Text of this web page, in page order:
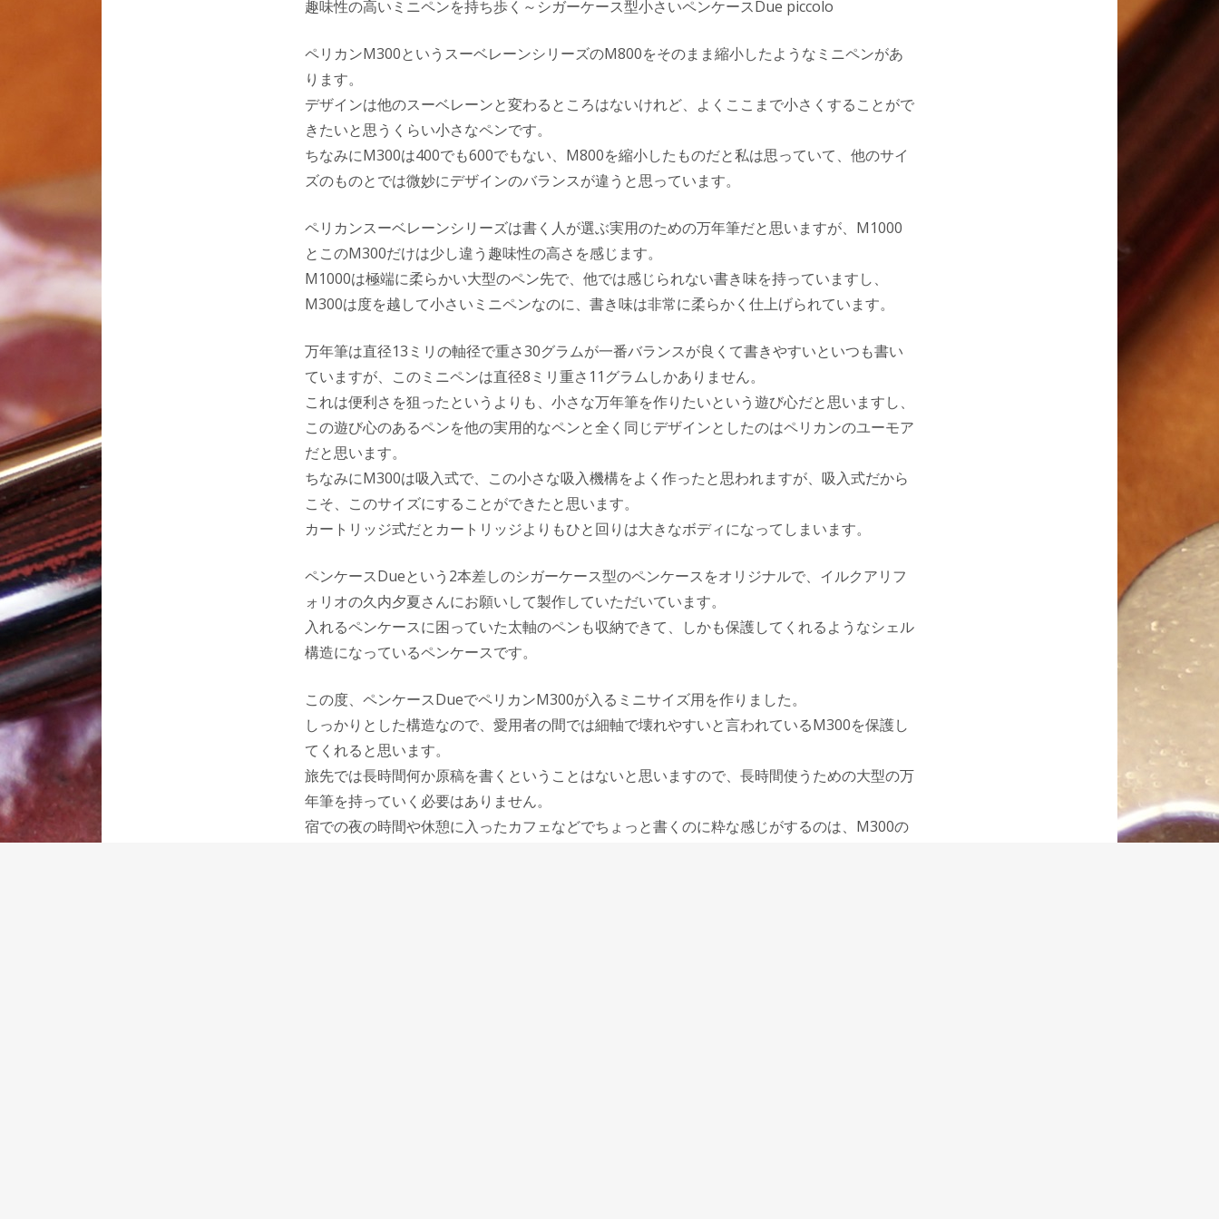
趣味性の高いミニペンを持ち歩く～シガーケース型小さいペンケースDue piccolo
ペリカンM300というスーベレーンシリーズのM800をそのまま縮小したようなミニペンがあ
ります。
デザインは他のスーベレーンと変わるところはないけれど、よくここまで小さくすることがで
きたいと思うくらい小さなペンです。
ちなみにM300は400でも600でもない、M800を縮小したものだと私は思っていて、他のサイ
ズのものとでは微妙にデザインのバランスが違うと思っています。
ペリカンスーベレーンシリーズは書く人が選ぶ実用のための万年筆だと思いますが、M1000
とこのM300だけは少し違う趣味性の高さを感じます。
M1000は極端に柔らかい大型のペン先で、他では感じられない書き味を持っていますし、
M300は度を越して小さいミニペンなのに、書き味は非常に柔らかく仕上げられています。
万年筆は直径13ミリの軸径で重さ30グラムが一番バランスが良くて書きやすいといつも書い
ていますが、このミニペンは直径8ミリ重さ11グラムしかありません。
これは便利さを狙ったというよりも、小さな万年筆を作りたいという遊び心だと思いますし、
この遊び心のあるペンを他の実用的なペンと全く同じデザインとしたのはペリカンのユーモア
だと思います。
ちなみにM300は吸入式で、この小さな吸入機構をよく作ったと思われますが、吸入式だから
こそ、このサイズにすることができたと思います。
カートリッジ式だとカートリッジよりもひと回りは大きなボディになってしまいます。
ペンケースDueという2本差しのシガーケース型のペンケースをオリジナルで、イルクアリフ
ォリオの久内夕夏さんにお願いして製作していただいています。
入れるペンケースに困っていた太軸のペンも収納できて、しかも保護してくれるようなシェル
構造になっているペンケースです。
この度、ペンケースDueでペリカンM300が入るミニサイズ用を作りました。
しっかりとした構造なので、愛用者の間では細軸で壊れやすいと言われているM300を保護し
てくれると思います。
旅先では長時間何か原稿を書くということはないと思いますので、長時間使うための大型の万
年筆を持っていく必要はありません。
宿での夜の時間や休憩に入ったカフェなどでちょっと書くのに粋な感じがするのは、M300の